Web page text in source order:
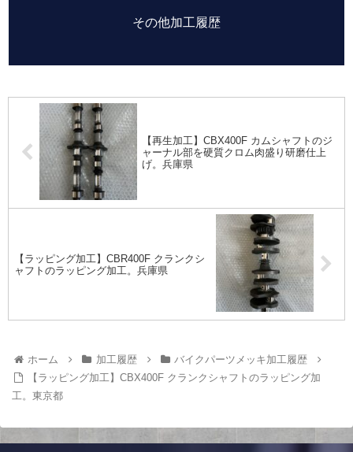
その他加工履歴
【再生加工】CBX400F カムシャフトのジ
ャーナル部を硬質クロム肉盛り研磨仕上
げ。兵庫県
【ラッピング加工】CBR400F クランクシ
ャフトのラッピング加工。兵庫県
ホーム 加工履歴
バイクパーツメッキ加工履歴
【ラッピング加工】CBX400F クランクシャフトのラッピング加
工。東京都